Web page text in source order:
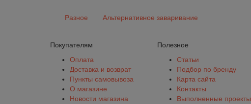
Разное Альтернативное заваривание
Покупателям
Оплата
Доставка и возврат
Пункты самовывоза
О магазине
Новости магазина
Полезное
Статьи
Подбор по бренду
Карта сайта
Контакты
Выполненные проекты